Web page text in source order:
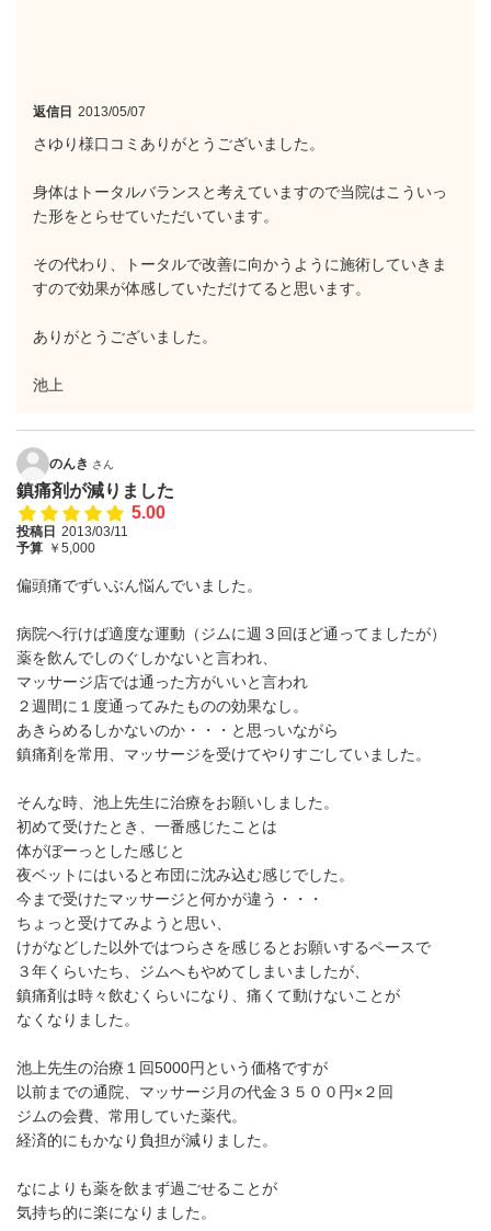
返信日 2013/05/07
さゆり様口コミありがとうございました。
身体はトータルバランスと考えていますので当院はこういっ
た形をとらせていただいています。
その代わり、トータルで改善に向かうように施術していきま
すので効果が体感していただけてると思います。
ありがとうございました。
池上
のんき さん
鎮痛剤が減りました
5.00
投稿日 2013/03/11
予算 ￥5,000
偏頭痛でずいぶん悩んでいました。
病院へ行けば適度な運動（ジムに週３回ほど通ってましたが）
薬を飲んでしのぐしかないと言われ、
マッサージ店では通った方がいいと言われ
２週間に１度通ってみたものの効果なし。
あきらめるしかないのか・・・と思っいながら
鎮痛剤を常用、マッサージを受けてやりすごしていました。
そんな時、池上先生に治療をお願いしました。
初めて受けたとき、一番感じたことは
体がぼーっとした感じと
夜ベットにはいると布団に沈み込む感じでした。
今まで受けたマッサージと何かが違う・・・
ちょっと受けてみようと思い、
けがなどした以外ではつらさを感じるとお願いするペースで
３年くらいたち、ジムへもやめてしまいましたが、
鎮痛剤は時々飲むくらいになり、痛くて動けないことが
なくなりました。
池上先生の治療１回5000円という価格ですが
以前までの通院、マッサージ月の代金３５００円×２回
ジムの会費、常用していた薬代。
経済的にもかなり負担が減りました。
なによりも薬を飲まず過ごせることが
気持ち的に楽になりました。